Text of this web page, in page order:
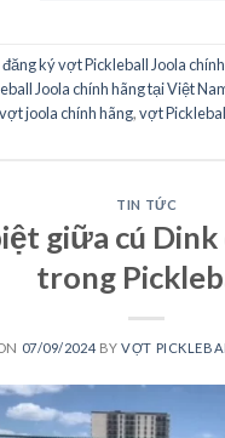
ký vợt Pickleball Joola
Joola chính hãng tại Việt
vợt joola chính hãng,vợt
TIN TỨC
giữa cú
trong
07/09/2024 BYVỢT